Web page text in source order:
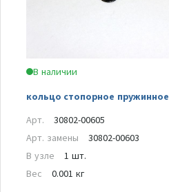
В наличии
кольцо стопорное пружинное
Арт.
30802-00605
Арт. замены
30802-00603
В узле
1 шт.
Вес
0.001 кг